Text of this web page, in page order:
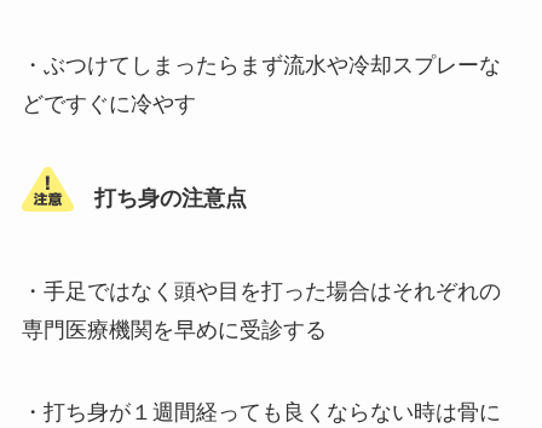
・ぶつけてしまったらまず流水や冷却スプレーな
どですぐに冷やす
打ち身の注意点
・手足ではなく頭や目を打った場合はそれぞれの
専門医療機関を早めに受診する
・打ち身が１週間経っても良くならない時は骨に